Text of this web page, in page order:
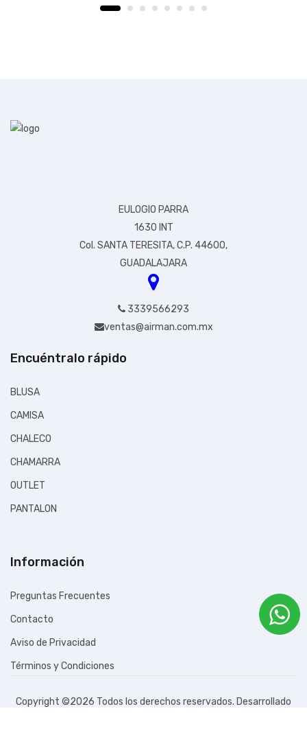
EULOGIO PARRA
1630 INT
Col. SANTA TERESITA, C.P. 44600,
GUADALAJARA
3339566293
ventas@airman.com.mx
Encuéntralo rápido
BLUSA
CAMISA
CHALECO
CHAMARRA
OUTLET
PANTALON
POLAR FLEECE
Información
Preguntas Frecuentes
Contacto
Aviso de Privacidad
Términos y Condiciones
Copyright ©2026 Todos los derechos reservados. Desarrollado